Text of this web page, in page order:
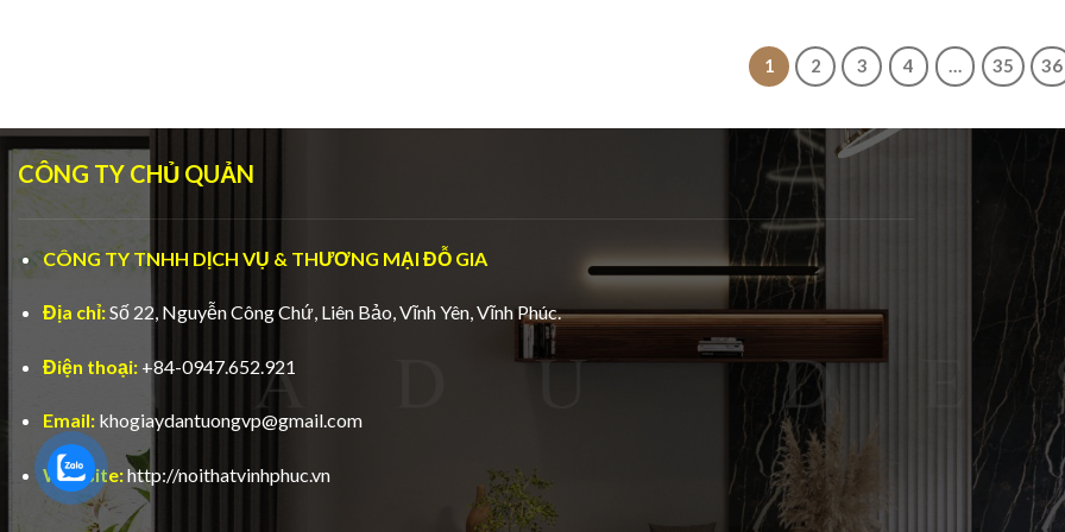
1 2 3 4 … 35 36
CÔNG TY CHỦ QUẢN
CÔNG TY TNHH DỊCH VỤ & THƯƠNG MẠI ĐỖ GIA
Địa chỉ:Số 22, Nguyễn Công Chứ, Liên Bảo, Vĩnh Yên, Vĩnh Phúc.
Điện thoại: +84-0947.652.921
Email: khogiaydantuongvp@gmail.com
Website:http://noithatvinhphuc.vn